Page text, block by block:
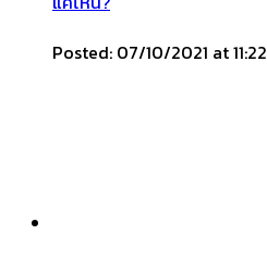
Posted: 07/10/2021 at 11:22